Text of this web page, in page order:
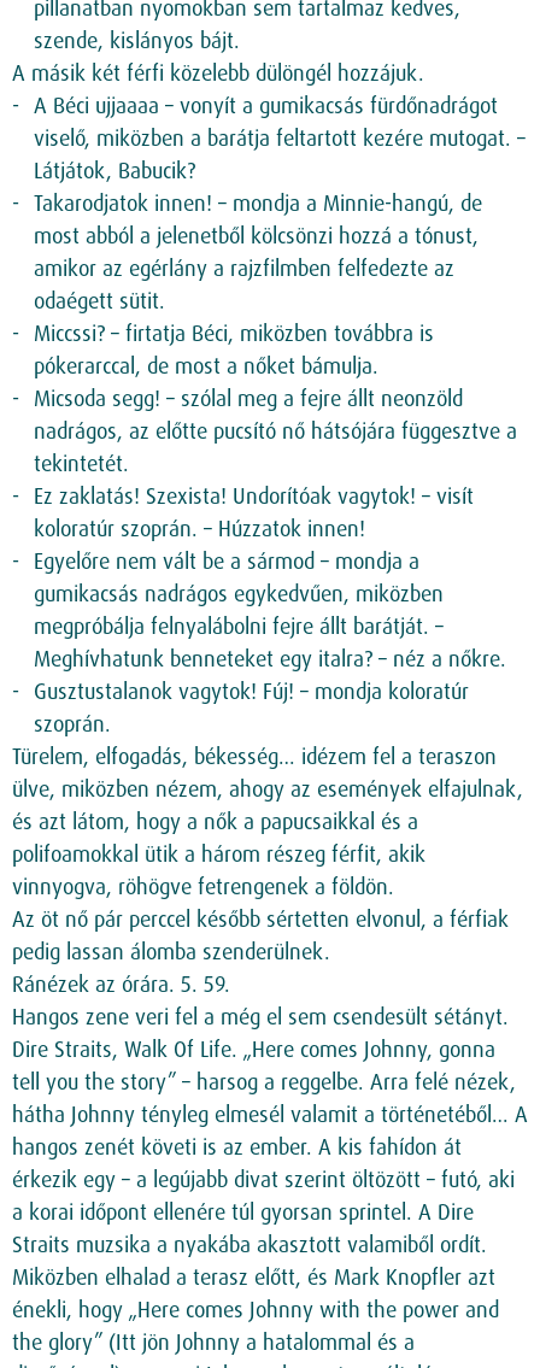
pillanatban nyomokban sem tartalmaz kedves,
szende, kislányos bájt.
A másik két férfi közelebb dülöngél hozzájuk.
A Béci ujjaaaa – vonyít a gumikacsás fürdőnadrágot
viselő, miközben a barátja feltartott kezére mutogat. –
Látjátok, Babucik?
Takarodjatok innen! – mondja a Minnie-hangú, de
most abból a jelenetből kölcsönzi hozzá a tónust,
amikor az egérlány a rajzfilmben felfedezte az
odaégett sütit.
Miccssi? – firtatja Béci, miközben továbbra is
pókerarccal, de most a nőket bámulja.
Micsoda segg! – szólal meg a fejre állt neonzöld
nadrágos, az előtte pucsító nő hátsójára függesztve a
tekintetét.
Ez zaklatás! Szexista! Undorítóak vagytok! – visít
koloratúr szoprán. – Húzzatok innen!
Egyelőre nem vált be a sármod – mondja a
gumikacsás nadrágos egykedvűen, miközben
megpróbálja felnyalábolni fejre állt barátját. –
Meghívhatunk benneteket egy italra? – néz a nőkre.
Gusztustalanok vagytok! Fúj! – mondja koloratúr
szoprán.
Türelem, elfogadás, békesség… idézem fel a teraszon
ülve, miközben nézem, ahogy az események elfajulnak,
és azt látom, hogy a nők a papucsaikkal és a
polifoamokkal ütik a három részeg férfit, akik
vinnyogva, röhögve fetrengenek a földön.
Az öt nő pár perccel később sértetten elvonul, a férfiak
pedig lassan álomba szenderülnek.
Ránézek az órára. 5. 59.
Hangos zene veri fel a még el sem csendesült sétányt.
Dire Straits, Walk Of Life. „Here comes Johnny, gonna
tell you the story” – harsog a reggelbe. Arra felé nézek,
hátha Johnny tényleg elmesél valamit a történetéből… A
hangos zenét követi is az ember. A kis fahídon át
érkezik egy – a legújabb divat szerint öltözött – futó, aki
a korai időpont ellenére túl gyorsan sprintel. A Dire
Straits muzsika a nyakába akasztott valamiből ordít.
Miközben elhalad a terasz előtt, és Mark Knopfler azt
énekli, hogy „Here comes Johnny with the power and
the glory” (Itt jön Johnny a hatalommal és a